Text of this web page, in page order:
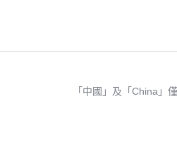
「中國」及「China」